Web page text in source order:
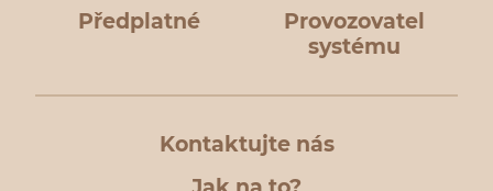
Předplatné
Provozovatel
systému
Kontaktujte nás